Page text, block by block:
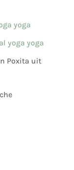
yoga
yoga yoga
Poxita uit